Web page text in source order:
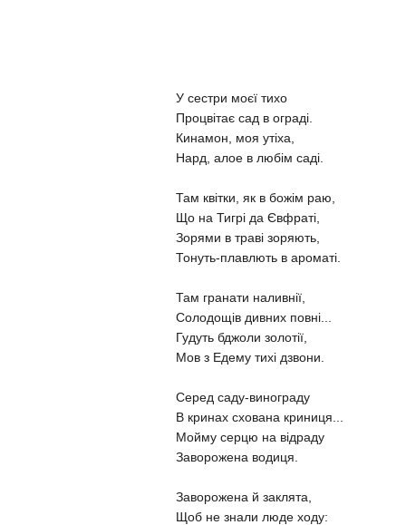
У сестри моєї тихо
Процвітає сад в ограді.
Кинамон, моя утіха,
Нард, алое в любім саді.
Там квітки, як в божім раю,
Що на Тигрі да Євфраті,
Зорями в траві зоряють,
Тонуть-плавлють в ароматі.
Там гранати наливнії,
Солодощів дивних повні...
Гудуть бджоли золотії,
Мов з Едему тихі дзвони.
Серед саду-винограду
В кринах схована криниця...
Мойму серцю на відраду
Заворожена водиця.
Заворожена й заклята,
Щоб не знали люде ходу: